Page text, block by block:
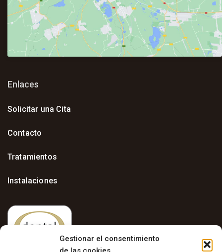
Gestionar el consentimiento
Enlaces
Solicitar una Cita
Contacto
Tratamientos
Instalaciones